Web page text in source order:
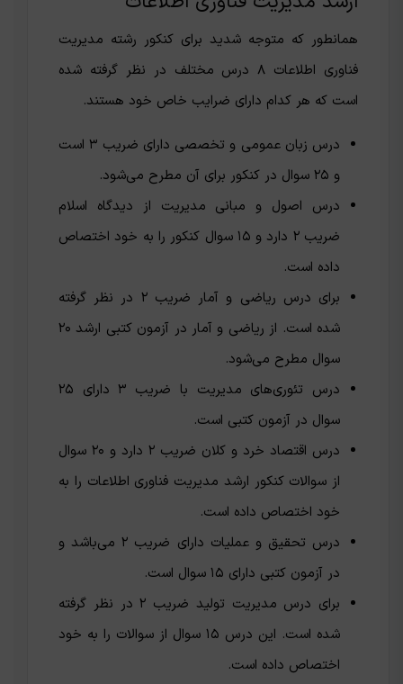
همانطور که متوجه شدید برای کنکور رشته مدیریت
فناوری اطلاعات ۸ درس مختلف در نظر گرفته شده
است که هر کدام دارای ضرایب خاص خود هستند.
درس زبان عمومی و تخصصی دارای ضریب ۳ است
و ۲۵ سوال در کنکور برای آن مطرح می‌شود.
درس اصول و مبانی مدیریت از دیدگاه اسلام
ضریب ۲ دارد و ۱۵ سوال کنکور را به خود اختصاص
داده است.
برای درس ریاضی و آمار ضریب ۲ در نظر گرفته
شده است. از ریاضی و آمار در آزمون کتبی ارشد ۲۰
سوال مطرح می‌شود.
درس تئوری‌های مدیریت با ضریب ۳ دارای ۲۵
سوال در آزمون کتبی است.
درس اقتصاد خرد و کلان ضریب ۲ دارد و ۲۰ سوال
از سوالات کنکور ارشد مدیریت فناوری اطلاعات را به
خود اختصاص داده است.
درس تحقیق و عملیات دارای ضریب ۲ می‌باشد و
در آزمون کتبی دارای ۱۵ سوال است.
برای درس مدیریت تولید ضریب ۲ در نظر گرفته
شده است. این درس ۱۵ سوال از سوالات را به خود
اختصاص داده است.